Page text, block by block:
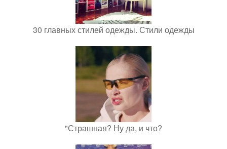
30 главных стилей одежды. Стили одежды
"Страшная? Ну да, и что?